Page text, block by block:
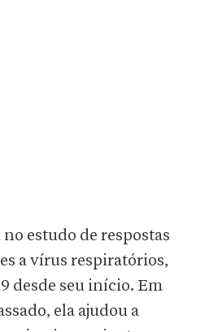
estudo de respostas
a vírus respiratórios,
desde seu início. Em
ela ajudou a